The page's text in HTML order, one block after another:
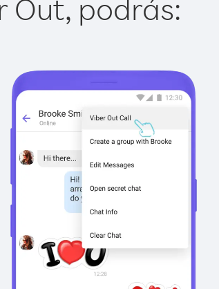
Out, podrás: